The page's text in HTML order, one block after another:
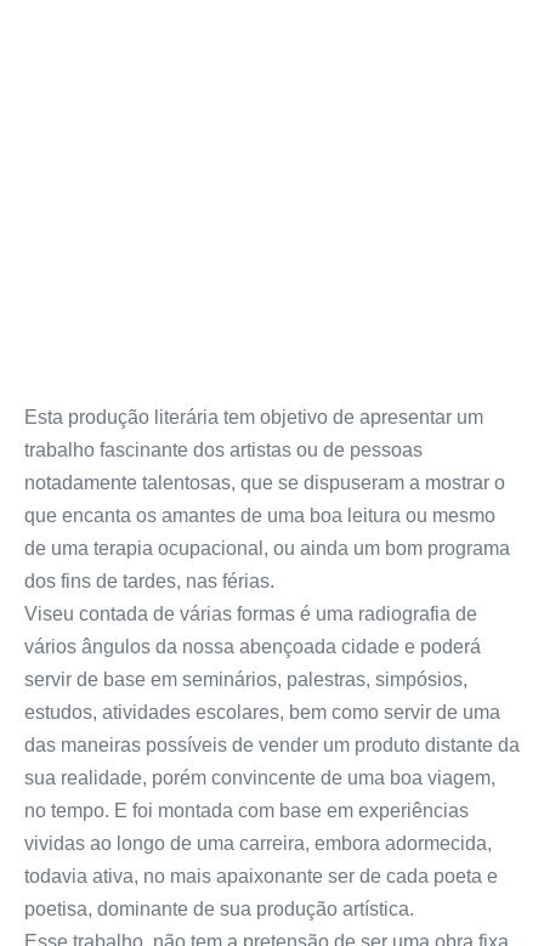
Esta produção literária tem objetivo de apresentar um
trabalho fascinante dos artistas ou de pessoas
notadamente talentosas, que se dispuseram a mostrar o
que encanta os amantes de uma boa leitura ou mesmo
de uma terapia ocupacional, ou ainda um bom programa
dos fins de tardes, nas férias.
Viseu contada de várias formas é uma radiografia de
vários ângulos da nossa abençoada cidade e poderá
servir de base em seminários, palestras, simpósios,
estudos, atividades escolares, bem como servir de uma
das maneiras possíveis de vender um produto distante da
sua realidade, porém convincente de uma boa viagem,
no tempo. E foi montada com base em experiências
vividas ao longo de uma carreira, embora adormecida,
todavia ativa, no mais apaixonante ser de cada poeta e
poetisa, dominante de sua produção artística.